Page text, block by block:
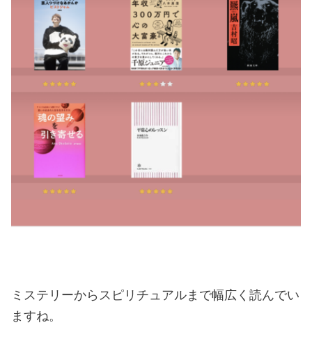
ミステリーからスピリチュアルまで幅広く読んでい
ますね。